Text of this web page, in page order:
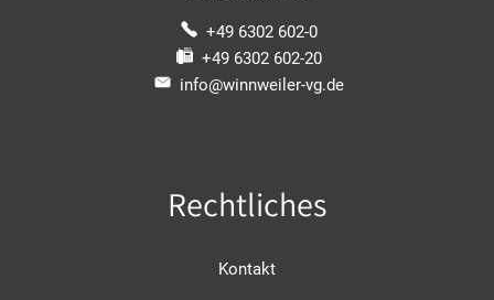
+49 6302 602-0
+49 6302 602-20
info@winnweiler-vg.de
Rechtliches
Kontakt